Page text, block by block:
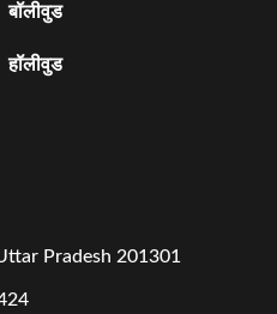
बॉलीवुड
हॉलीवुड
Pradesh 201301